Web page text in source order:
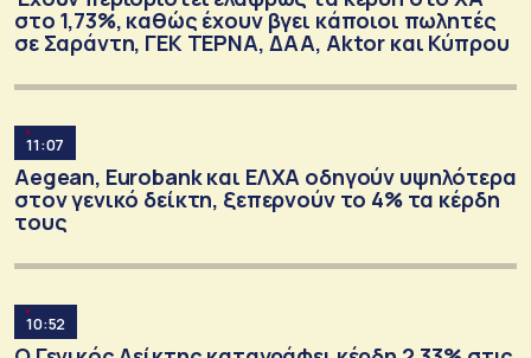
στο 1,73%, καθώς έχουν βγει κάποιοι πωλητές
σε Σαράντη, ΓΕΚ ΤΕΡΝΑ, ΔΑΑ, Aktor και Κύπρου
11:07
Aegean, Eurobank και ΕΛΧΑ οδηγούν υψηλότερα
στον γενικό δείκτη, ξεπερνούν το 4% τα κέρδη
τους
10:52